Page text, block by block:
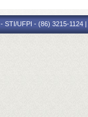
STI/UFPI - (86) 3215-1124